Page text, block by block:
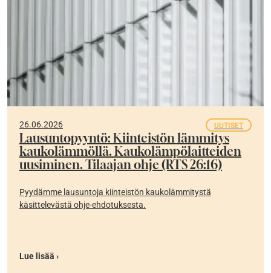
26.06.2026 UUTISET
Lausuntopyyntö: Kiinteistön lämmitys
kaukolämmöllä. Kaukolämpölaitteiden
uusiminen. Tilaajan ohje (RTS 26:16)
Pyydämme lausuntoja kiinteistön kaukolämmitystä
käsittelevästä ohje-ehdotuksesta.
Lue lisää ›